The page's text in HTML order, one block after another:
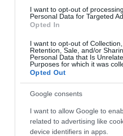
I want to opt-out of
Personal Data for Targeted
Opted In
I want to opt-out of Collection,
Retention, Sale, and/or
Personal Data that Is
Purposes for which it was
Opted Out
Google consents
I want to allow Google to
related to advertising like
device identifiers in apps.